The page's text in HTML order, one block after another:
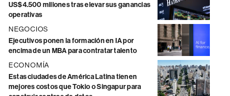
US$4.500 millones tras elevar sus ganancias
operativas
NEGOCIOS
Ejecutivos ponen la formación en IA por
encima de un MBA para contratar talento
ECONOMÍA
Estas ciudades de América Latina tienen
mejores costos que Tokio o Singapur para